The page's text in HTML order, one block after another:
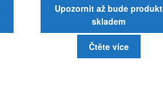
Upozornit až bude produkt
skladem
Čtěte více